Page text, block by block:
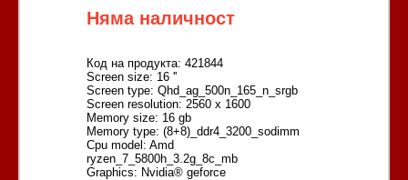
Няма наличност
Код на продукта: 421844
Screen size: 16 ''
Screen type: Qhd_ag_500n_165_n_srgb
Screen resolution: 2560 x 1600
Memory size: 16 gb
Memory type: (8+8)_ddr4_3200_sodimm
Cpu model: Amd
ryzen_7_5800h_3.2g_8c_mb
Graphics: Nvidia® geforce